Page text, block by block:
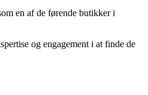
en af de førende butikker i
og engagement i at finde de